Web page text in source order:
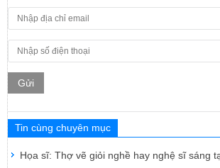
Gửi
Tin cùng chuyên mục
Họa sĩ: Thợ vẽ giỏi nghề hay nghệ sĩ sáng